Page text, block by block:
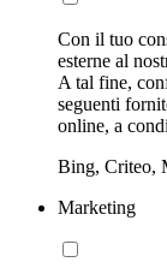
Con il tuo
esterne al
A tal fine,
seguenti
online, a
Bing, Criteo,
Marketing